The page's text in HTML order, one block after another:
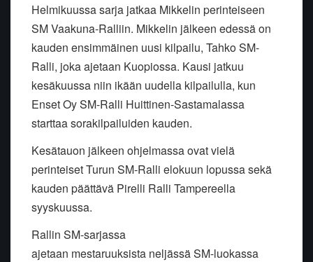
Helmikuussa sarja jatkaa Mikkelin perinteiseen
SM Vaakuna-Ralliin. Mikkelin jälkeen edessä on
kauden ensimmäinen uusi kilpailu, Tahko SM-
Ralli, joka ajetaan Kuopiossa. Kausi jatkuu
kesäkuussa niin ikään uudella kilpailulla, kun
Enset Oy SM-Ralli Huittinen-Sastamalassa
starttaa sorakilpailuiden kauden.
Kesätauon jälkeen ohjelmassa ovat vielä
perinteiset Turun SM-Ralli elokuun lopussa sekä
kauden päättävä Pirelli Ralli Tampereella
syyskuussa.
Rallin SM-sarjassa
ajetaan mestaruuksista neljässä SM-luokassa